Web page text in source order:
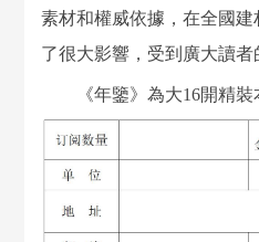
素材和權威依據，在全國
了很大影響，受到廣大讀者
《年鑒》為大16開精裝